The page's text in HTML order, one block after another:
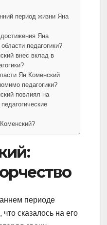
период жизни Яна
Яна
педагогики?
внес вклад в
Ян Коменский
педагогики?
повлиял на
периоде
сказалось на его